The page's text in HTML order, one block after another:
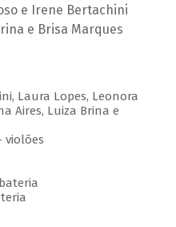
e Irene Bertachini
e Brisa Marques
Laura Lopes, Leonora
Aires, Luiza Brina e
violões